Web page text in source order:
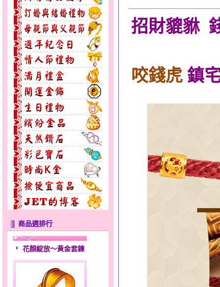
商品週排行
花顏綻放～黃金套鍊
招財貔貅
咬錢虎鎮